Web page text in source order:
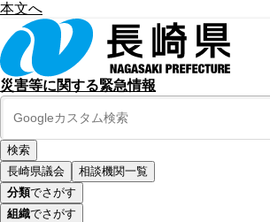
本文へ
災害等に関する緊急情報
長崎県議会
相談機関一覧
分類でさがす
組織でさがす